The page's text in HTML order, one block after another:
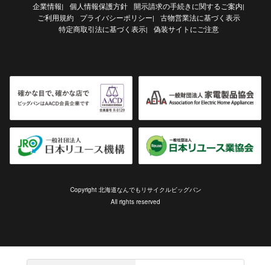
企業情報| 個人情報保護方針 開示請求の手続きに関するご案内|
ご利用規約 プライバシーポリシー|
古物営業法に基づく表示
特定商取引法に基づく表示| 偽装サイトにご注意
Copyright 北海道なんでもリサイクルビッグバン
All rights reserved